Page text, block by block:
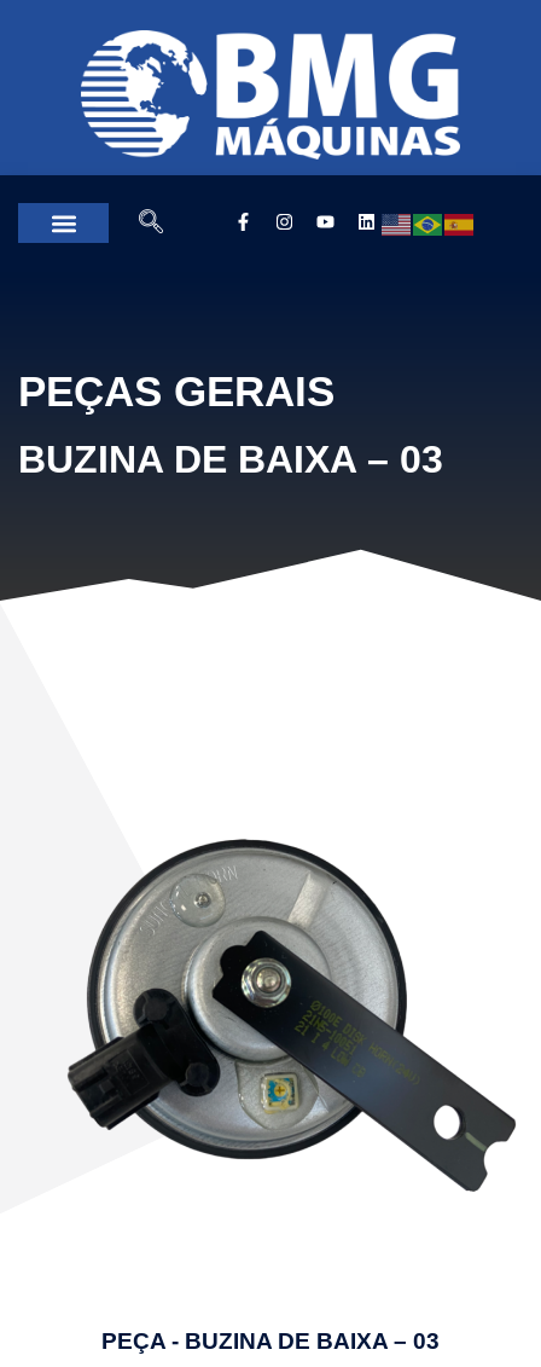
PEÇAS GERAIS
BUZINA DE BAIXA – 03
PEÇA - BUZINA DE BAIXA – 03